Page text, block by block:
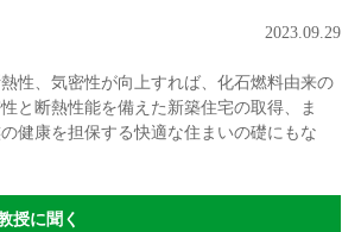
2023.09.29
性、気密性が向上すれば、化石燃料由来の
と断熱性能を備えた新築住宅の取得、ま
健康を担保する快適な住まいの礎にもな
授に聞く